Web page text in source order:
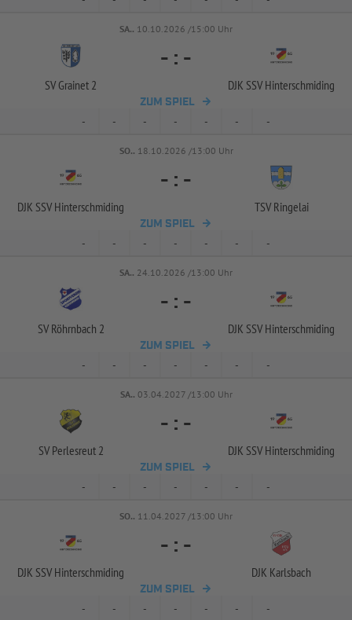
SA.. 10.10.2026 /15:00 Uhr
SV Grainet 2
- : -
DJK SSV Hinterschmiding
ZUM SPIEL
- - - - - - -
SO.. 18.10.2026 /13:00 Uhr
DJK SSV Hinterschmiding
- : -
TSV Ringelai
ZUM SPIEL
- - - - - - -
SA.. 24.10.2026 /13:00 Uhr
SV Röhrnbach 2
- : -
DJK SSV Hinterschmiding
ZUM SPIEL
- - - - - - -
SA.. 03.04.2027 /13:00 Uhr
SV Perlesreut 2
- : -
DJK SSV Hinterschmiding
ZUM SPIEL
- - - - - - -
SO.. 11.04.2027 /13:00 Uhr
DJK SSV Hinterschmiding
- : -
DJK Karlsbach
ZUM SPIEL
- - - - - - -